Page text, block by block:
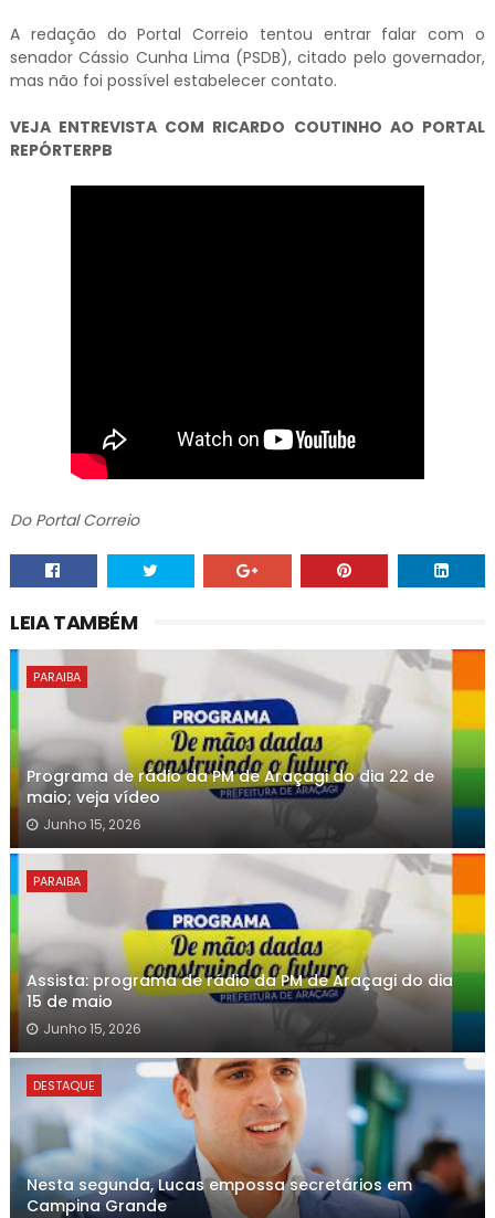
A redação do Portal Correio tentou entrar falar com o
senador Cássio Cunha Lima (PSDB), citado pelo governador,
mas não foi possível estabelecer contato.
VEJA ENTREVISTA COM RICARDO COUTINHO AO PORTAL
REPÓRTERPB
Do Portal Correio
LEIA TAMBÉM
PARAIBA
Programa de rádio da PM de Araçagi do dia 22 de
maio; veja vídeo
Junho 15, 2026
PARAIBA
Assista: programa de rádio da PM de Araçagi do dia
15 de maio
Junho 15, 2026
DESTAQUE
Nesta segunda, Lucas empossa secretários em
Campina Grande